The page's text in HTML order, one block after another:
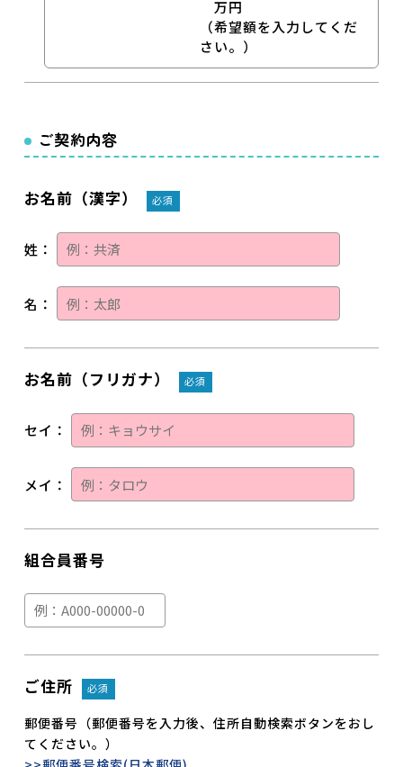
万円
（希望額を入力してくだ
さい。）
ご契約内容
お名前（漢字） 必須
姓：
名：
お名前（フリガナ） 必須
セイ：
メイ：
組合員番号
ご住所 必須
郵便番号（郵便番号を入力後、住所自動検索ボタンをおし
てください。）